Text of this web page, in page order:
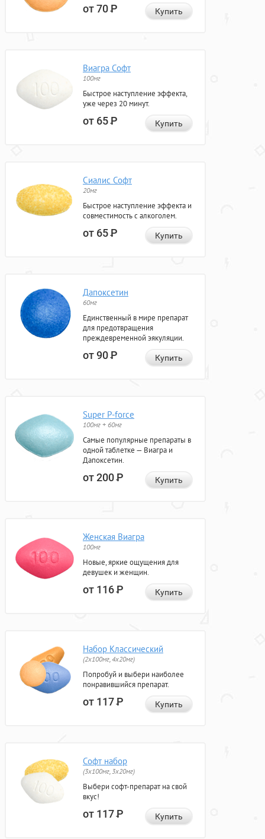
от 70Р Купить
Виагра Софт
100мг
Быстрое наступление эффекта,
уже через 20 минут.
от 65Р Купить
Сиалис Софт
20мг
Быстрое наступление эффекта и
совместимость с алкоголем.
от 65Р Купить
Дапоксетин
60мг
Единственный в мире препарат
для предотвращения
преждевременной эякуляции.
от 90Р Купить
Super P-force
100мг + 60мг
Самые популярные препараты в
одной таблетке — Виагра и
Дапоксетин.
от 200Р Купить
Женская Виагра
100мг
Новые, яркие ощущения для
девушек и женщин.
от 116Р Купить
Набор Классический
(2x100мг, 4x20мг)
Попробуй и выбери наиболее
понравившийся препарат.
от 117Р Купить
Софт набор
(3x100мг, 3x20мг)
Выбери софт-препарат на свой
вкус!
от 117Р Купить